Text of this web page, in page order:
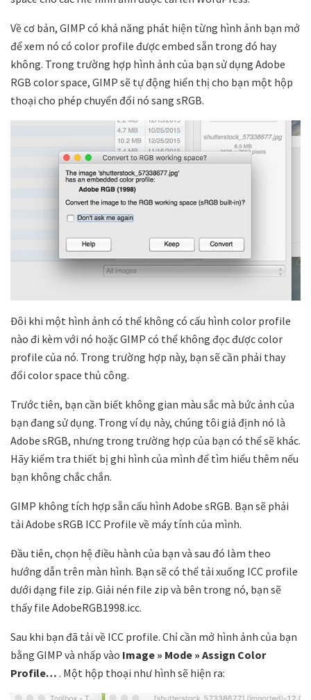
Về cơ bản, GIMP có khả năng phát hiện từng hình ảnh bạn mở
để xem nó có color profile được embed sẵn trong đó hay
không. Trong trường hợp hình ảnh của bạn sử dụng Adobe
RGB color space, GIMP sẽ tự động hiển thị cho bạn một hộp
thoại cho phép chuyển đổi nó sang sRGB.
Đôi khi một hình ảnh có thể không có cấu hình color profile
nào đi kèm với nó hoặc GIMP có thể không đọc được color
profile của nó. Trong trường hợp này, bạn sẽ cần phải thay
đổi color space thủ công.
Trước tiên, bạn cần biết không gian màu sắc mà bức ảnh của
bạn đang sử dụng. Trong ví dụ này, chúng tôi giả định nó là
Adobe sRGB, nhưng trong trường hợp của bạn có thể sẽ khác.
Hãy kiểm tra thiết bị ghi hình của mình để tìm hiểu thêm nếu
bạn không chắc chắn.
GIMP không tích hợp sẵn cấu hình Adobe sRGB. Bạn sẽ phải
tải Adobe sRGB ICC Profile về máy tính của mình.
Đầu tiên, chọn hệ điều hành của bạn và sau đó làm theo
hướng dẫn trên màn hình. Bạn sẽ có thể tải xuống ICC profile
dưới dạng file zip. Giải nén file zip và bên trong nó, bạn sẽ
thấy file AdobeRGB1998.icc.
Sau khi bạn đã tải về ICC profile. Chỉ cần mở hình ảnh của bạn
bằng GIMP và nhấp vào Image » Mode » Assign Color
Profile… . Một hộp thoại như hình sẽ hiện ra: